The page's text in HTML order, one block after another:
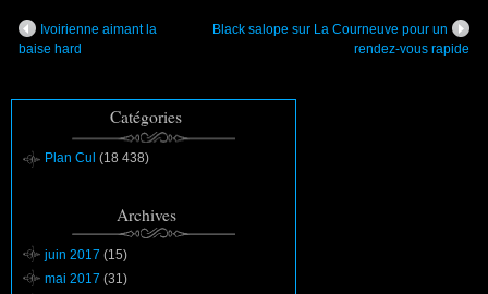
Ivoirienne aimant la
baise hard
Black salope sur La Courneuve pour un
rendez-vous rapide
Catégories
Plan Cul (18 438)
Archives
juin 2017 (15)
mai 2017 (31)